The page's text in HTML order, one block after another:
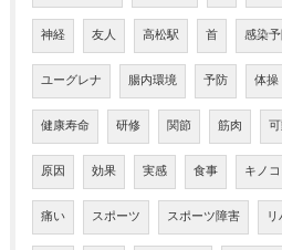
神経 友人 高松駅 首 感染
ユーグレナ 腸内環境 予防 体操
健康寿命 研修 関節 筋肉
原因 効果 実感 食事 キノコ
痛い スポーツ スポーツ障害